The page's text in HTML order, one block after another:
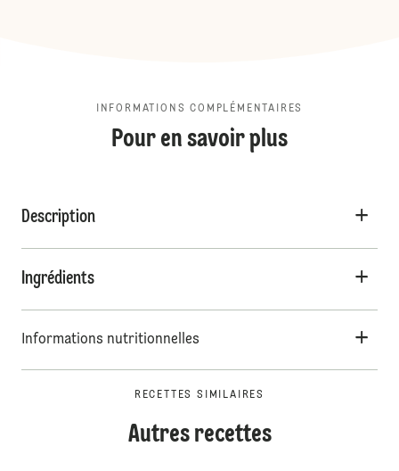
INFORMATIONS COMPLÉMENTAIRES
Pour en savoir plus
Description
Ingrédients
Informations nutritionnelles
RECETTES SIMILAIRES
Autres recettes